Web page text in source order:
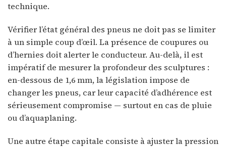
technique.
Vérifier l’état général des pneus ne doit pas se limiter
à un simple coup d’œil. La présence de coupures ou
d’hernies doit alerter le conducteur. Au-delà, il est
impératif de mesurer la profondeur des sculptures :
en-dessous de 1,6 mm, la législation impose de
changer les pneus, car leur capacité d’adhérence est
sérieusement compromise — surtout en cas de pluie
ou d’aquaplaning.
Une autre étape capitale consiste à ajuster la pression